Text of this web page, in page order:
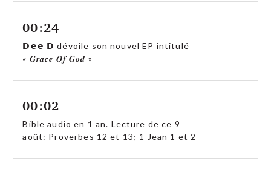
00:24
𝗗𝗲𝗲 𝗗 dévoile son nouvel EP intitulé
« 𝑮𝒓𝒂𝒄𝒆 𝑶𝒇 𝑮𝒐𝒅 »
00:02
Bible audio en 1 an. Lecture de ce 9
août: Proverbes 12 et 13; 1 Jean 1 et 2